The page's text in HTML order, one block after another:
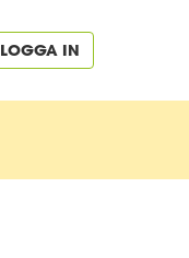
LOGGA IN